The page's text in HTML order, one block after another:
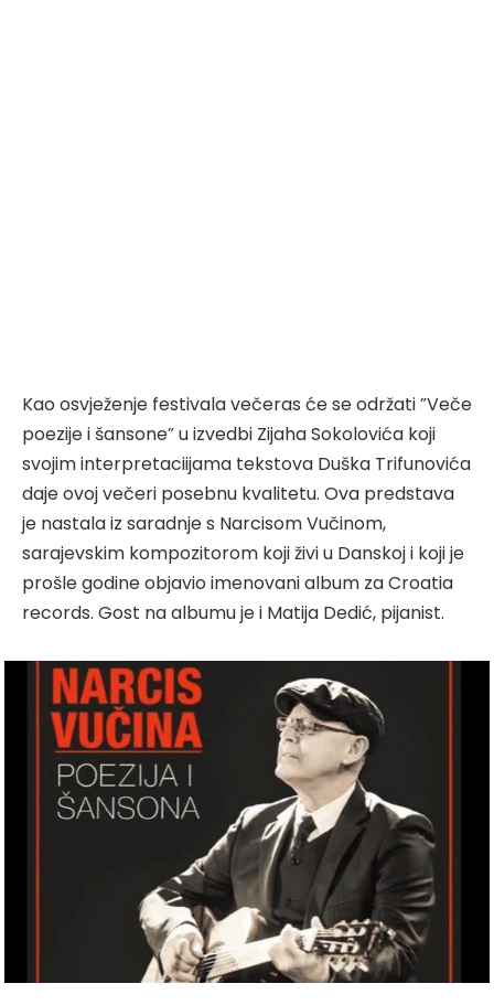
Kao osvježenje festivala večeras će se održati ”Veče
poezije i šansone” u izvedbi Zijaha Sokolovića koji
svojim interpretaciijama tekstova Duška Trifunovića
daje ovoj večeri posebnu kvalitetu. Ova predstava
je nastala iz saradnje s Narcisom Vučinom,
sarajevskim kompozitorom koji živi u Danskoj i koji je
prošle godine objavio imenovani album za Croatia
records. Gost na albumu je i Matija Dedić, pijanist.